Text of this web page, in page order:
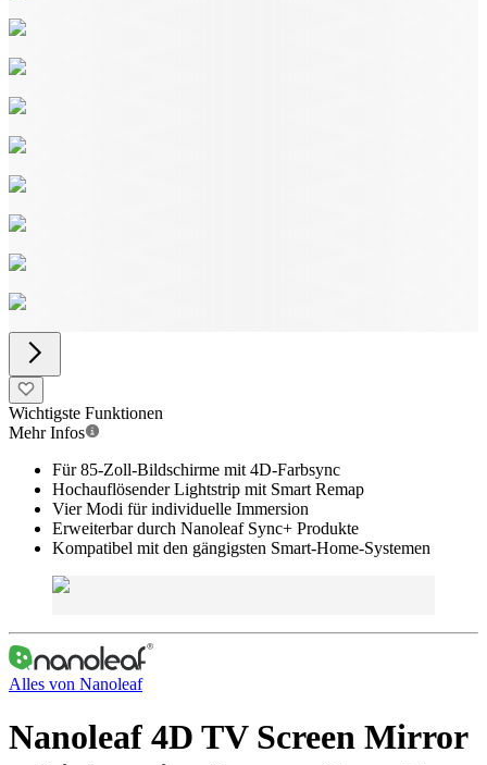
Wichtigste Funktionen
Mehr Infos
Für 85-Zoll-Bildschirme mit 4D-Farbsync
Hochauflösender Lightstrip mit Smart Remap
Vier Modi für individuelle Immersion
Erweiterbar durch Nanoleaf Sync+ Produkte
Kompatibel mit den gängigsten Smart-Home-Systemen
Alles von Nanoleaf
Nanoleaf 4D TV Screen Mirror